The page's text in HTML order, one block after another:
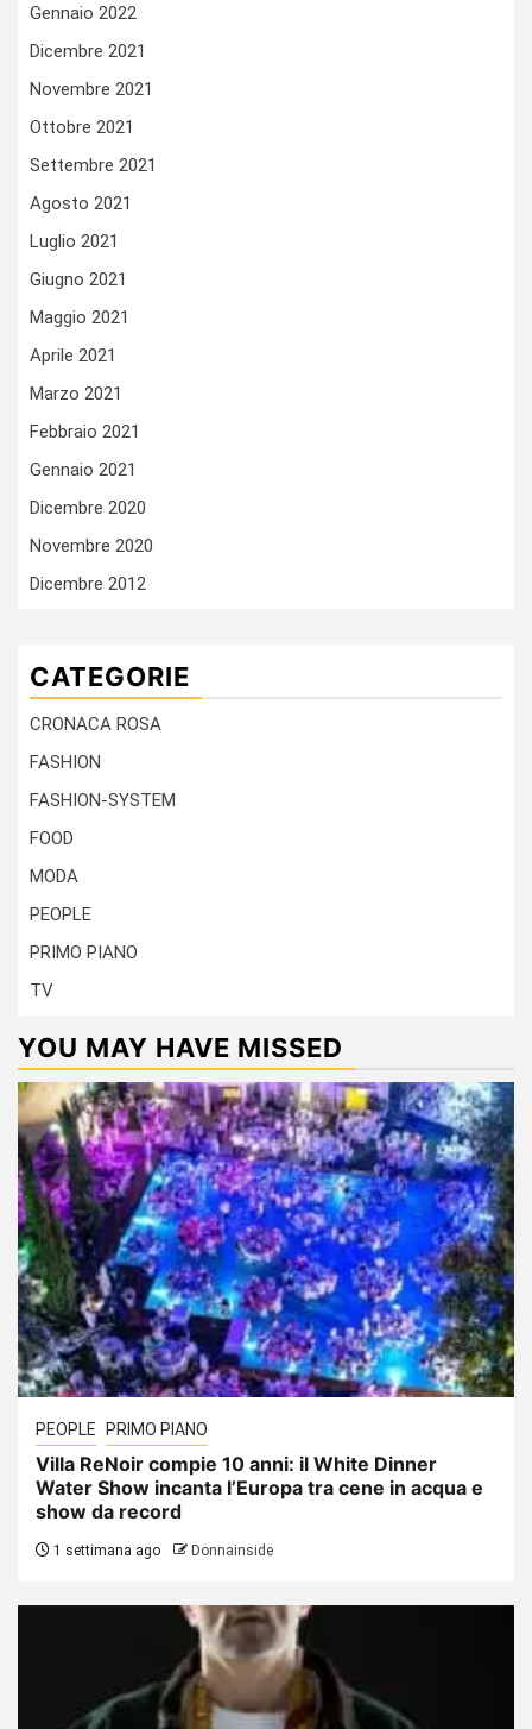
Gennaio 2022
Dicembre 2021
Novembre 2021
Ottobre 2021
Settembre 2021
Agosto 2021
Luglio 2021
Giugno 2021
Maggio 2021
Aprile 2021
Marzo 2021
Febbraio 2021
Gennaio 2021
Dicembre 2020
Novembre 2020
Dicembre 2012
CATEGORIE
CRONACA ROSA
FASHION
FASHION-SYSTEM
FOOD
MODA
PEOPLE
PRIMO PIANO
TV
YOU MAY HAVE MISSED
PEOPLE PRIMO PIANO
Villa ReNoir compie 10 anni: il White Dinner
Water Show incanta l’Europa tra cene in acqua e
show da record
1 settimana ago Donnainside